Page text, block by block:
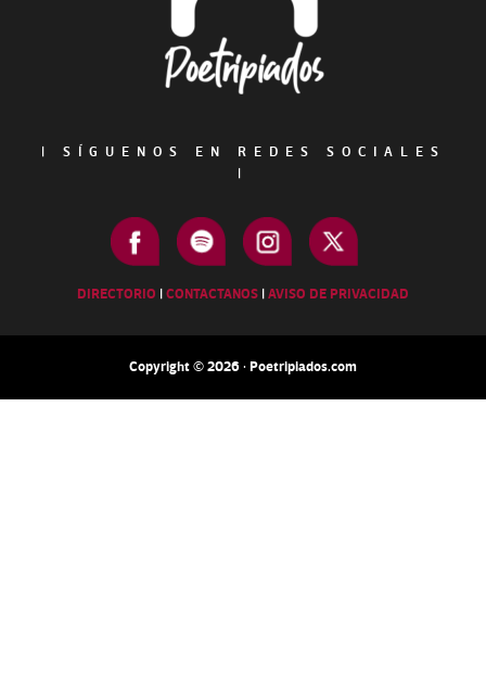
|
SÍGUENOS EN REDES SOCIALES
|
DIRECTORIO |CONTACTANOS |AVISO DE PRIVACIDAD
Copyright © 2026 · Poetripiados.com